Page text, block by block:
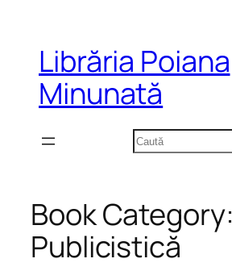
conținutLibrăria Poiana
Minunată
Caută
Book Category:
Publicistică